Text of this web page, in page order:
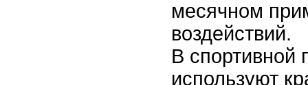
месячном
воздействий.
В спортивной
используют